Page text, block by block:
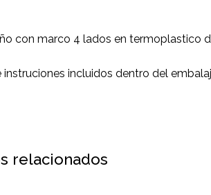
con marco 4 lados en termoplastico
instruciones incluidos dentro del
relacionados